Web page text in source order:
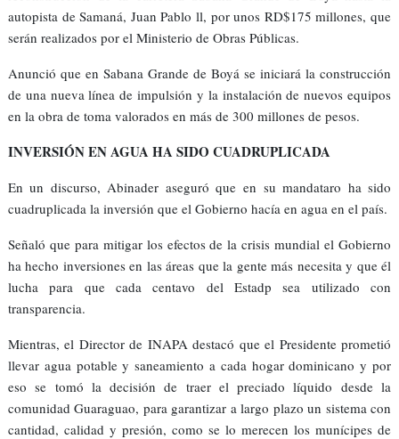
autopista de Samaná, Juan Pablo ll, por unos RD$175 millones, que
serán realizados por el Ministerio de Obras Públicas.
Anunció que en Sabana Grande de Boyá se iniciará la construcción
de una nueva línea de impulsión y la instalación de nuevos equipos
en la obra de toma valorados en más de 300 millones de pesos.
INVERSIÓN EN AGUA HA SIDO CUADRUPLICADA
En un discurso, Abinader aseguró que en su mandataro ha sido
cuadruplicada la inversión que el Gobierno hacía en agua en el país.
Señaló que para mitigar los efectos de la crisis mundial el Gobierno
ha hecho inversiones en las áreas que la gente más necesita y que él
lucha para que cada centavo del Estadp sea utilizado con
transparencia.
Mientras, el Director de INAPA destacó que el Presidente prometió
llevar agua potable y saneamiento a cada hogar dominicano y por
eso se tomó la decisión de traer el preciado líquido desde la
comunidad Guaraguao, para garantizar a largo plazo un sistema con
cantidad, calidad y presión, como se lo merecen los munícipes de